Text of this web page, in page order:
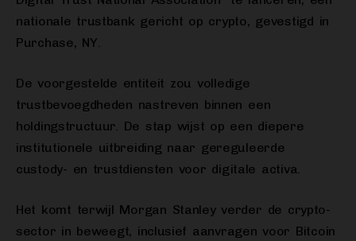
nationale trustbank gericht op crypto, gevestigd in
Purchase, NY.
De voorgestelde entiteit zou volledige
trustbevoegdheden nastreven binnen een
holdingstructuur. De stap wijst op een diepere
institutionele uitbreiding naar gereguleerde
custody- en trustdiensten voor digitale activa.
Het komt terwijl Morgan Stanley verder de crypto-
sector in beweegt, inclusief aanvragen voor Bitcoin